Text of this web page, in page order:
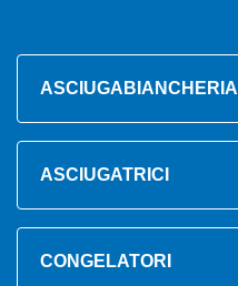
ASCIUGABIANCHERIA
ASCIUGATRICI
CONGELATORI